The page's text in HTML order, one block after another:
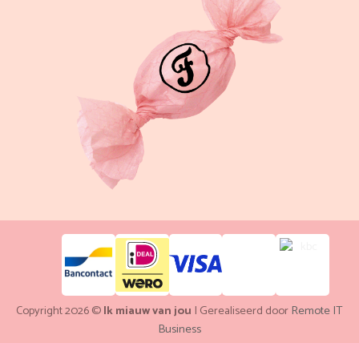
Copyright 2026 ©Ik miauw van jou | Gerealiseerd doorRemote IT
Business